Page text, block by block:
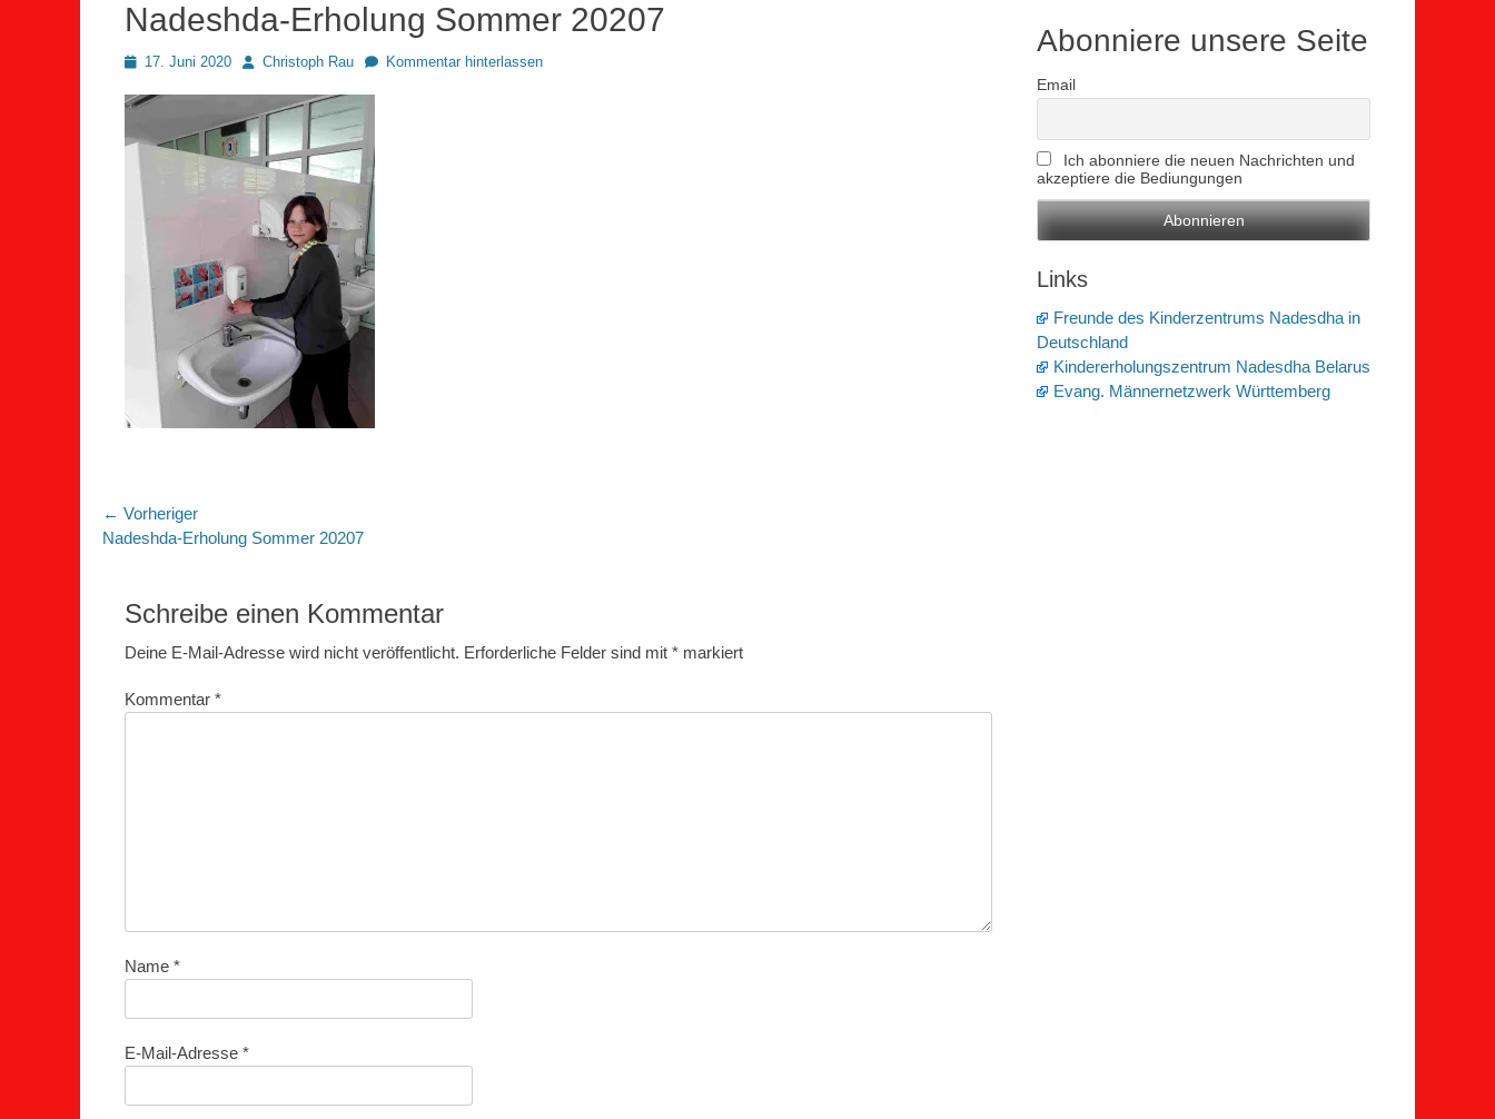
Nadeshda-Erholung Sommer 20207
Posted17. Juni 2020 AutorChristoph Rau Kommentar hinterlassen
Beitragsnavigation
← Vorheriger
Vorheriger
Nadeshda-Erholung Sommer 20207
Schreibe einen Kommentar
Deine E-Mail-Adresse wird nicht veröffentlicht. Erforderliche Felder sind mit * markiert
Kommentar *
Name *
E-Mail-Adresse *
Abonniere unsere Seite
Email
Ich abonniere die neuen Nachrichten und
akzeptiere die Bediungungen
Links
Freunde des Kinderzentrums Nadesdha in
Deutschland
Kindererholungszentrum Nadesdha Belarus
Evang. Männernetzwerk Württemberg